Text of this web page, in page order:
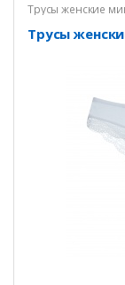
Трусы женские
Трусы